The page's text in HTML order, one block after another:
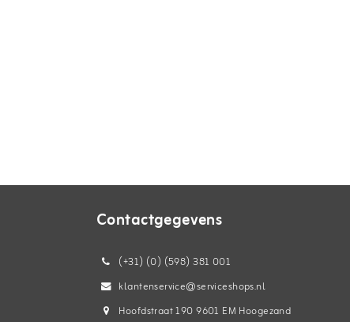
Contactgegevens
(+31) (0) (598) 381 001
klantenservice@serviceshops.nl
Hoofdstraat 190 9601 EM Hoogezand